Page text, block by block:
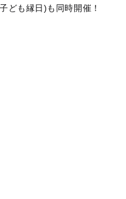
ども縁日)も同時開催！